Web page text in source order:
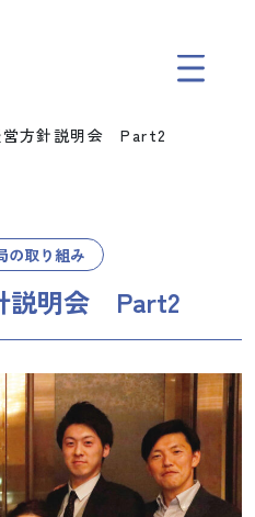
ドラ薬局
方針説明会 Part2
の取り組み
説明会 Part2